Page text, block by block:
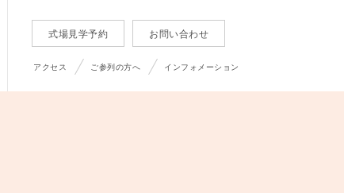
式場見学予約 お問い合わせ
アクセス ご参列の方へ インフォメーション